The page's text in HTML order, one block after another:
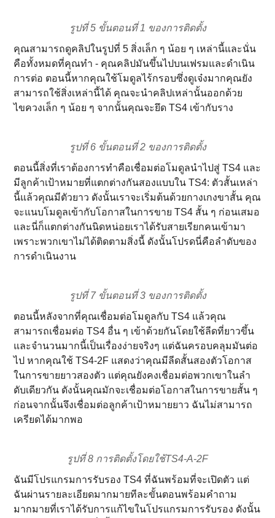
รูปที่ 5 ขั้นตอนที่ 1 ของการติดตั้ง
คุณสามารถดูคลิปในรูปที่ 5 สิ่งเล็ก ๆ น้อย ๆ เหล่านี้และนั่น
คือทั้งหมดที่คุณทํา - คุณคลิปมันขึ้นไปบนเฟรมและดําเนิน
การต่อ ตอนนี้หากคุณใช้โมดูลไร้กรอบซึ่งดูเจ๋งมากคุณยัง
สามารถใช้สิ่งเหล่านี้ได้ คุณจะนําคลิปเหล่านั้นออกด้วย
ไขควงเล็ก ๆ น้อย ๆ จากนั้นคุณจะยึด TS4 เข้ากับราง
รูปที่ 6 ขั้นตอนที่ 2 ของการติดตั้ง
ตอนนี้สิ่งที่เราต้องการทําคือเชื่อมต่อโมดูลนําไปสู่ TS4 และ
มีลูกค้าเป้าหมายที่แตกต่างกันสองแบบใน TS4: ตัวสั้นเหล่า
นี้แล้วคุณมีตัวยาว ดังนั้นเราจะเริ่มต้นด้วยกางเกงขาสั้น คุณ
จะแนบโมดูลเข้ากับโอกาสในการขาย TS4 สั้น ๆ ก่อนเสมอ
และนี่ก็แตกต่างกันนิดหน่อยเราได้รับสายเรียกคนเข้ามา
เพราะพวกเขาไม่ได้ติดตามสิ่งนี้ ดังนั้นโปรดนี่คือลําดับของ
การดําเนินงาน
รูปที่ 7 ขั้นตอนที่ 3 ของการติดตั้ง
ตอนนี้หลังจากที่คุณเชื่อมต่อโมดูลกับ TS4 แล้วคุณ
สามารถเชื่อมต่อ TS4 อื่น ๆ เข้าด้วยกันโดยใช้ลีดที่ยาวขึ้น
และจํานวนมากนี้เป็นเรื่องง่ายจริงๆ แต่ฉันครอบคลุมมันต่อ
ไป หากคุณใช้ TS4-2F แสดงว่าคุณมีลีดสั้นสองตัวโอกาส
ในการขายยาวสองตัว แต่คุณยังคงเชื่อมต่อพวกเขาในลํา
ดับเดียวกัน ดังนั้นคุณมักจะเชื่อมต่อโอกาสในการขายสั้น ๆ
ก่อนจากนั้นจึงเชื่อมต่อลูกค้าเป้าหมายยาว ฉันไม่สามารถ
เครียดได้มากพอ
รูปที่ 8 การติดตั้งโดยใช้TS4-A-2F
ฉันมีโปรแกรมการรับรอง TS4 ที่ฉันพร้อมที่จะเปิดตัว แต่
ฉันผ่านรายละเอียดมากมายทีละขั้นตอนพร้อมคําถาม
มากมายที่เราได้รับการแก้ไขในโปรแกรมการรับรอง ดังนั้น